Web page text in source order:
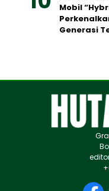
Mobil
Generasi